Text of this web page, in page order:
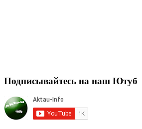
Подписывайтесь на наш Ютуб